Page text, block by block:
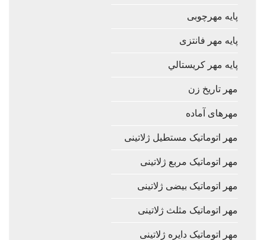
پایه مهرچوبی
پایه مهر فانتزی
پایه مهر كريستالي
مهر تاریخ زن
مهرهای آماده
مهر اتوماتیک مستطیل ژلاتینی
مهر اتوماتیک مربع ژلاتینی
مهر اتوماتیک بیضی ژلاتینی
مهر اتوماتیک مثلث ژلاتینی
مهر اتوماتیک دایره ژلاتینی